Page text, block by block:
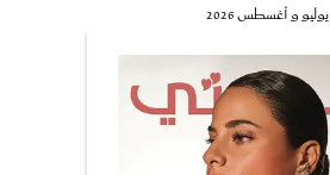
يوليو و أغسطس 2026